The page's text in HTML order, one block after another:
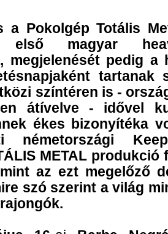
a Pokolgép Totális
első magyar
megjelenését pedig a
tartanak
színtéren is -
átívelve - idővel
ékes bizonyítéka
németországi
METAL produkció
az ezt megelőző
szó szerint a világ